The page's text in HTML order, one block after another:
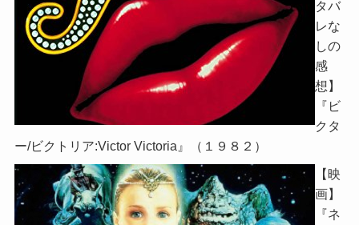
タバ
レな
しの
感
想】
『ビ
クタ
ー/ビクトリア:Victor Victoria』（１９８２）
【映
画】
『ネ